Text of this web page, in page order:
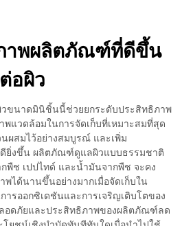
าพผลิตภัณฑ์ที่ดีขึ้น
อผิว
ขนาดมินิชิ้นนี้ช่วยยกระดับประสิทธิภาพ
แวดล้อมในการจัดเก็บที่เหมาะสมที่สุด
ผสมไว้อย่างสมบูรณ์ และเพิ่ม
ยิ่งขึ้น ผลิตภัณฑ์ดูแลผิวแบบธรรมชาติ
พืช เปปไทด์ และน้ำมันจากพืช จะคง
ได้นานขึ้นอย่างมากเมื่อจัดเก็บใน
รออกซิเดชันและการเจริญเติบโตของ
อดภัยและประสิทธิภาพของผลิตภัณฑ์ลด